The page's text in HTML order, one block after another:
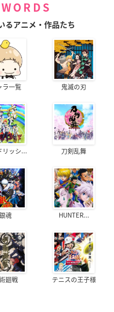
るアニメ・作品たち
ラ一覧 鬼滅の刃
リッシ... 刀剣乱舞
魂 HUNTER...
廻戦 テニスの王子様